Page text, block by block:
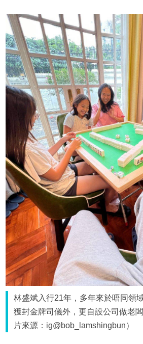
林盛斌入行21年，多年來於唔同領
獲封金牌司儀外，更自設公司做老
片來源：ig@bob_lamshingbun）